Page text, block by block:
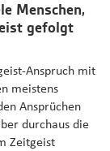
Menschen,
gefolgt
Anspruch mit
meistens
Ansprüchen
durchaus die
Zeitgeist